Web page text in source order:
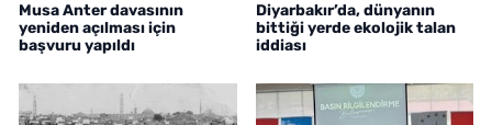
Musa Anter davasının
yeniden açılması için
başvuru yapıldı
Diyarbakır’da, dünyanın
bittiği yerde ekolojik talan
iddiası